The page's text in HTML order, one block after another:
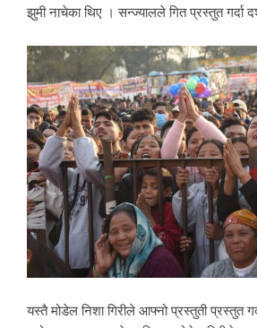
झुमी नाचेका थिए । सन्ज्यालले गित प्रस्तुत गर्दा
यस्तै मोडेल निशा गिरीले आफ्नो प्रस्तुती प्रस्तुत